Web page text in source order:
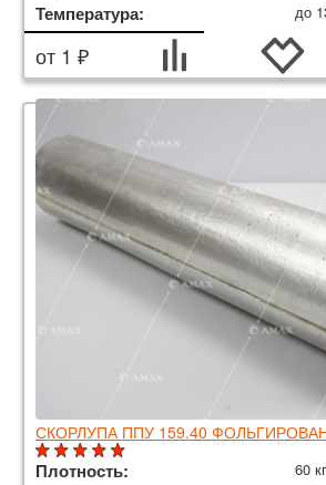
Температура: до
от 1 ₽
СКОРЛУПА ППУ 159.40
Плотность: 60